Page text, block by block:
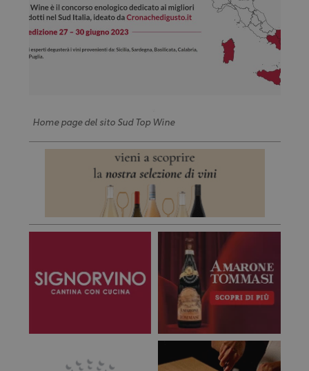
Home page del sito Sud Top Wine